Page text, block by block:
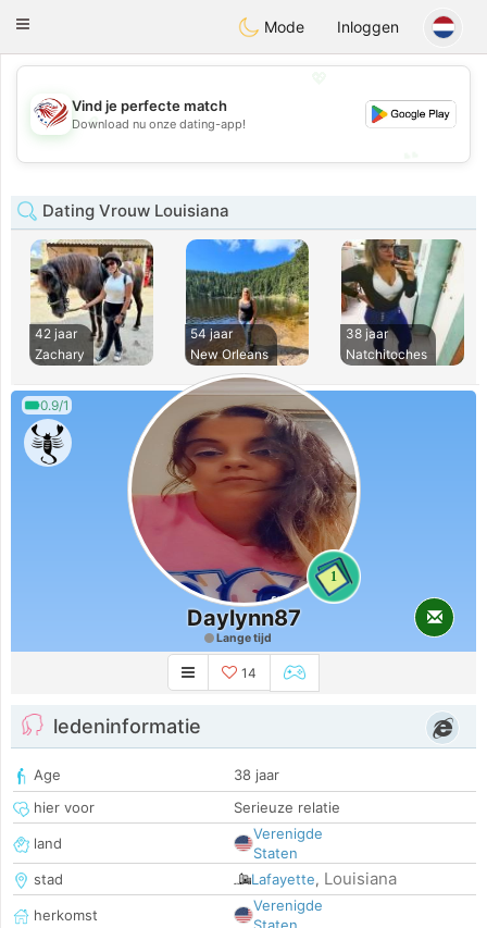
StatesDating
Toggle
Mode Inloggen
💕
Vind je perfecte match
Download nu onze dating-app!
Dating Vrouw Louisiana
42 jaar
Zachary
54 jaar
New Orleans
38 jaar
Natchitoches
0.9/1
1
Daylynn87
Lange tijd
14
ledeninformatie
Age
38 jaar
hier voor
Serieuze relatie
land
Verenigde
Staten
stad
Lafayette, Louisiana
herkomst
Verenigde